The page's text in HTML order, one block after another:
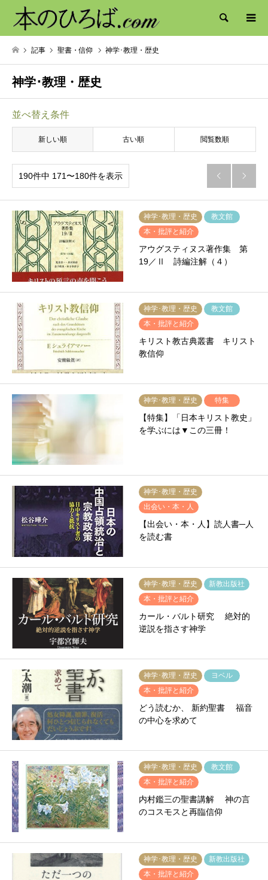
検索
記事 聖書・信仰 神学･教理・歴史
神学･教理・歴史
並べ替え条件
新しい順 古い順 閲覧数順
190件中 171〜180件を表示  
神学･教理・歴史
教文館
本・批評と紹介
アウグスティヌス著作集 第
19／Ⅱ 詩編注解（４）
神学･教理・歴史
教文館
本・批評と紹介
キリスト教古典叢書 キリスト
教信仰
神学･教理・歴史 特集
【特集】「日本キリスト教史」
を学ぶには▼この三冊！
神学･教理・歴史
出会い・本・人
【出会い・本・人】読人書─人
を読む書
神学･教理・歴史
新教出版社
本・批評と紹介
カール・バルト研究 絶対的
逆説を指さす神学
神学･教理・歴史
ヨベル
本・批評と紹介
どう読むか、 新約聖書 福音
の中心を求めて
神学･教理・歴史
教文館
本・批評と紹介
内村鑑三の聖書講解 神の言
のコスモスと再臨信仰
神学･教理・歴史
新教出版社
本・批評と紹介